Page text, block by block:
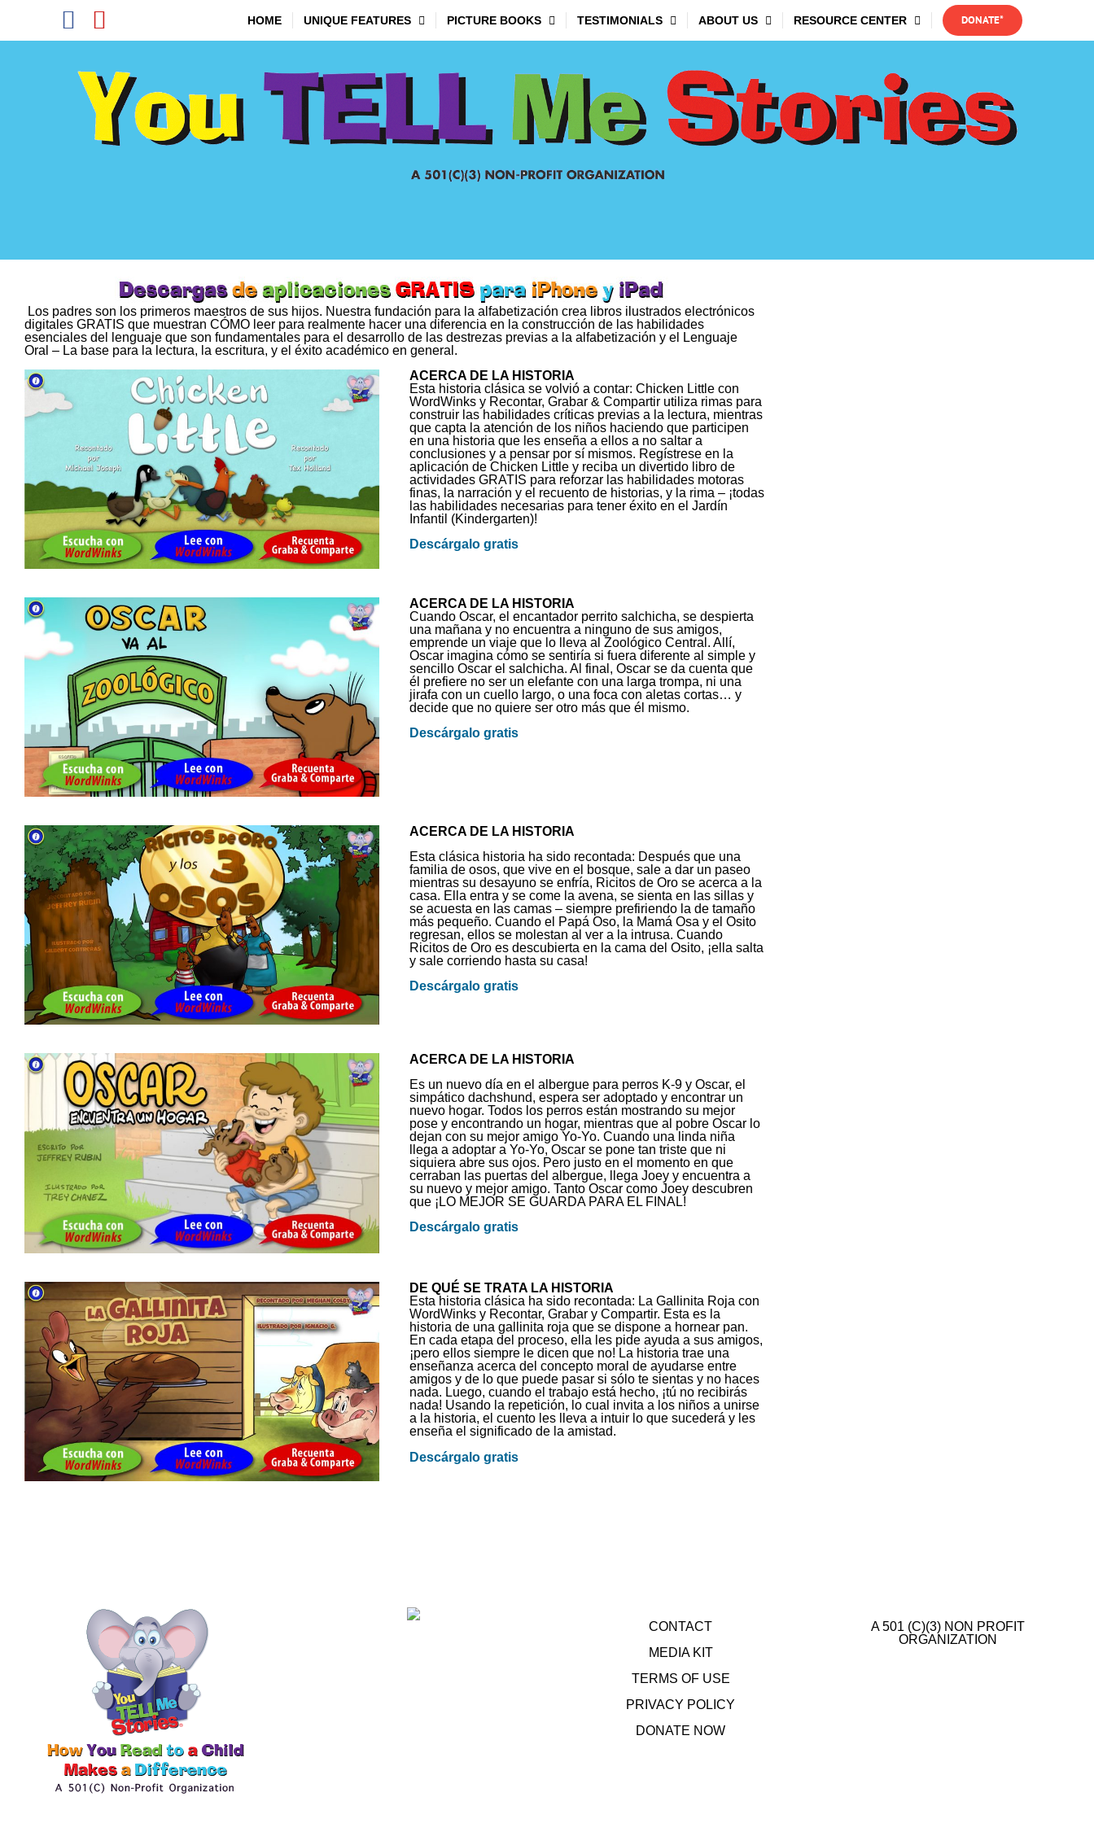
Facebook HOME UNIQUE FEATURES PICTURE BOOKS TESTIMONIALS ABOUT US RESOURCE CENTER DONATE*
Los padres son los primeros maestros de sus hijos. Nuestra fundación para la alfabetización crea libros ilustrados electrónicos
digitales GRATIS que muestran CÓMO leer para realmente hacer una diferencia en la construcción de las habilidades
esenciales del lenguaje que son fundamentales para el desarrollo de las destrezas previas a la alfabetización y el Lenguaje
Oral – La base para la lectura, la escritura, y el éxito académico en general.
ACERCA DE LA HISTORIA
Esta historia clásica se volvió a contar: Chicken Little con
WordWinks y Recontar, Grabar & Compartir utiliza rimas para
construir las habilidades críticas previas a la lectura, mientras
que capta la atención de los niños haciendo que participen
en una historia que les enseña a ellos a no saltar a
conclusiones y a pensar por sí mismos. Regístrese en la
aplicación de Chicken Little y reciba un divertido libro de
actividades GRATIS para reforzar las habilidades motoras
finas, la narración y el recuento de historias, y la rima – ¡todas
las habilidades necesarias para tener éxito en el Jardín
Infantil (Kindergarten)!
Descárgalo gratis
ACERCA DE LA HISTORIA
Cuando Oscar, el encantador perrito salchicha, se despierta
una mañana y no encuentra a ninguno de sus amigos,
emprende un viaje que lo lleva al Zoológico Central. Allí,
Oscar imagina cómo se sentiría si fuera diferente al simple y
sencillo Oscar el salchicha. Al final, Oscar se da cuenta que
él prefiere no ser un elefante con una larga trompa, ni una
jirafa con un cuello largo, o una foca con aletas cortas… y
decide que no quiere ser otro más que él mismo.
Descárgalo gratis
ACERCA DE LA HISTORIA
Esta clásica historia ha sido recontada: Después que una
familia de osos, que vive en el bosque, sale a dar un paseo
mientras su desayuno se enfría, Ricitos de Oro se acerca a la
casa. Ella entra y se come la avena, se sienta en las sillas y
se acuesta en las camas – siempre prefiriendo la de tamaño
más pequeño. Cuando el Papá Oso, la Mamá Osa y el Osito
regresan, ellos se molestan al ver a la intrusa. Cuando
Ricitos de Oro es descubierta en la cama del Osito, ¡ella salta
y sale corriendo hasta su casa!
Descárgalo gratis
ACERCA DE LA HISTORIA
Es un nuevo día en el albergue para perros K-9 y Oscar, el
simpático dachshund, espera ser adoptado y encontrar un
nuevo hogar. Todos los perros están mostrando su mejor
pose y encontrando un hogar, mientras que al pobre Oscar lo
dejan con su mejor amigo Yo-Yo. Cuando una linda niña
llega a adoptar a Yo-Yo, Oscar se pone tan triste que ni
siquiera abre sus ojos. Pero justo en el momento en que
cerraban las puertas del albergue, llega Joey y encuentra a
su nuevo y mejor amigo. Tanto Oscar como Joey descubren
que ¡LO MEJOR SE GUARDA PARA EL FINAL!
Descárgalo gratis
DE QUÉ SE TRATA LA HISTORIA
Esta historia clásica ha sido recontada: La Gallinita Roja con
WordWinks y Recontar, Grabar y Compartir. Esta es la
historia de una gallinita roja que se dispone a hornear pan.
En cada etapa del proceso, ella les pide ayuda a sus amigos,
¡pero ellos siempre le dicen que no! La historia trae una
enseñanza acerca del concepto moral de ayudarse entre
amigos y de lo que puede pasar si sólo te sientas y no haces
nada. Luego, cuando el trabajo está hecho, ¡tú no recibirás
nada! Usando la repetición, lo cual invita a los niños a unirse
a la historia, el cuento les lleva a intuir lo que sucederá y les
enseña el significado de la amistad.
Descárgalo gratis
CONTACT
MEDIA KIT
TERMS OF USE
PRIVACY POLICY
DONATE NOW
A 501 (C)(3) NON PROFIT
ORGANIZATION